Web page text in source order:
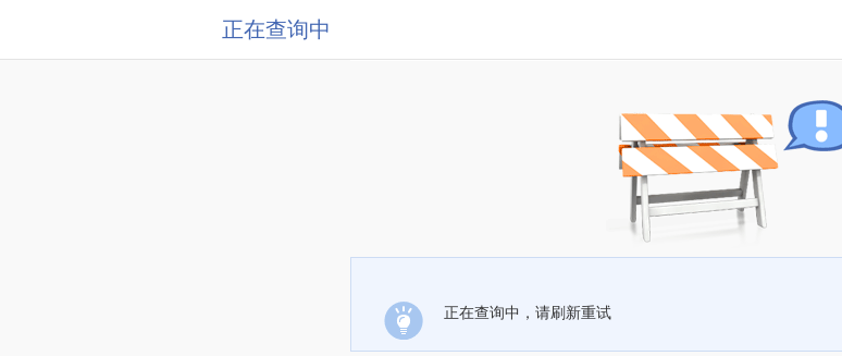
正在查询中
正在查询中，请刷新重试